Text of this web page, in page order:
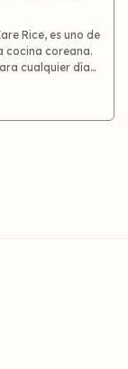
Rice, es uno de
cocina coreana.
cualquier día